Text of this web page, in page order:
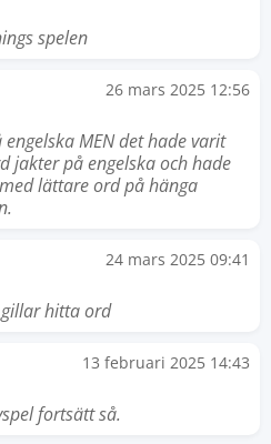
spelen
26 mars 2025 12:56
MEN det hade varit
jakter på engelska och hade
lättare ord på hänga
24 mars 2025 09:41
hitta ord
13 februari 2025 14:43
fortsätt så.